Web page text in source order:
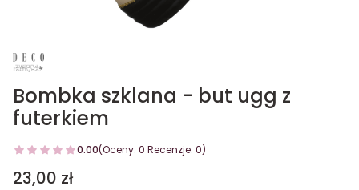
Bombka szklana - but ugg z
futerkiem
0.00(Oceny: 0 Recenzje: 0)
Cena
23,00 zł